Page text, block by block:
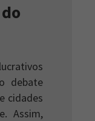
debate
cidades
Assim,